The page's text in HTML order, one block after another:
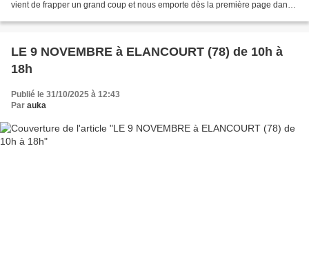
vient de frapper un grand coup et nous emporte dès la première page dans
LE 9 NOVEMBRE à ELANCOURT (78) de 10h à
18h
Publié le 31/10/2025 à 12:43
Par auka